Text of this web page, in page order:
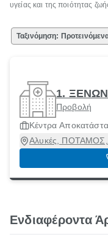
υγείας και της ποιότητας
Ταξινόμηση:
1.
Προβολή
Κέντρα
Αλυκές, ΠΟΤΑΜΟΣ,
Ενδιαφέροντα